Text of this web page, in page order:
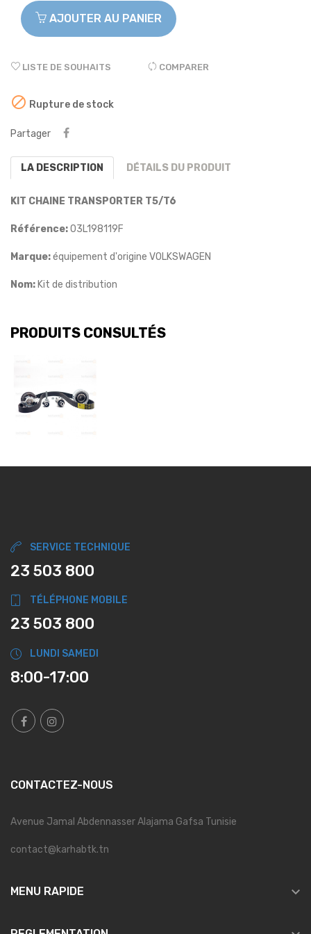
AJOUTER AU PANIER
LISTE DE SOUHAITS COMPARER
 Rupture de stock
Partager
LA DESCRIPTION DÉTAILS DU PRODUIT
KIT CHAINE TRANSPORTER T5/T6
Référence:03L198119F
Marque:équipement d'origine VOLKSWAGEN
Nom: Kit de distribution
PRODUITS CONSULTÉS
SERVICE TECHNIQUE
23 503 800
TÉLÉPHONE MOBILE
23 503 800
LUNDI SAMEDI
8:00-17:00
CONTACTEZ-NOUS
Avenue Jamal Abdennasser Alajama Gafsa Tunisie
contact@karhabtk.tn
MENU RAPIDE 